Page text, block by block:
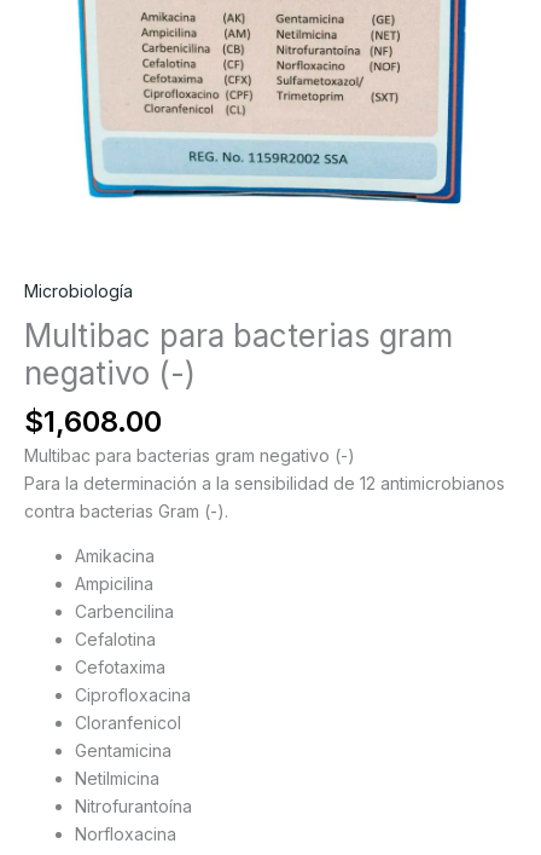
Microbiología
Multibac para bacterias gram
negativo (-)
$1,608.00
Multibac para bacterias gram negativo (-)
Para la determinación a la sensibilidad de 12 antimicrobianos
contra bacterias Gram (-).
Amikacina
Ampicilina
Carbencilina
Cefalotina
Cefotaxima
Ciprofloxacina
Cloranfenicol
Gentamicina
Netilmicina
Nitrofurantoína
Norfloxacina